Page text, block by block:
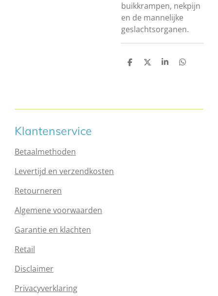
buikkrampen, nekpijn
en de mannelijke
geslachtsorganen.
D
D
S
D
Klantenservice
Betaalmethoden
Levertijd en verzendkosten
Retourneren
Algemene voorwaarden
Garantie en klachten
Retail
Disclaimer
Privacyverklaring